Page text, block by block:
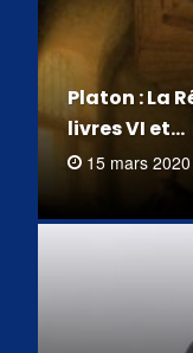
Platon : La
livres VI et…
15 mars 2020